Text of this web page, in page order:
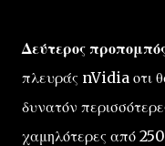
Δεύτερος
πλευράς nVidia οτι
δυνατόν
χαμηλότερες από